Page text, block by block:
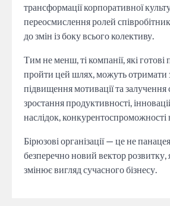
трансформації корпоративної
переосмислення ролей
до змін із боку всього колективу.
Тим не менш, ті компанії, які
пройти цей шлях, можуть отримати
підвищення мотивації та залучення
зростання продуктивності,
наслідок, конкурентоспроможності
Бірюзові організації — це не
безперечно новий вектор розвитку,
змінює вигляд сучасного бізнесу.